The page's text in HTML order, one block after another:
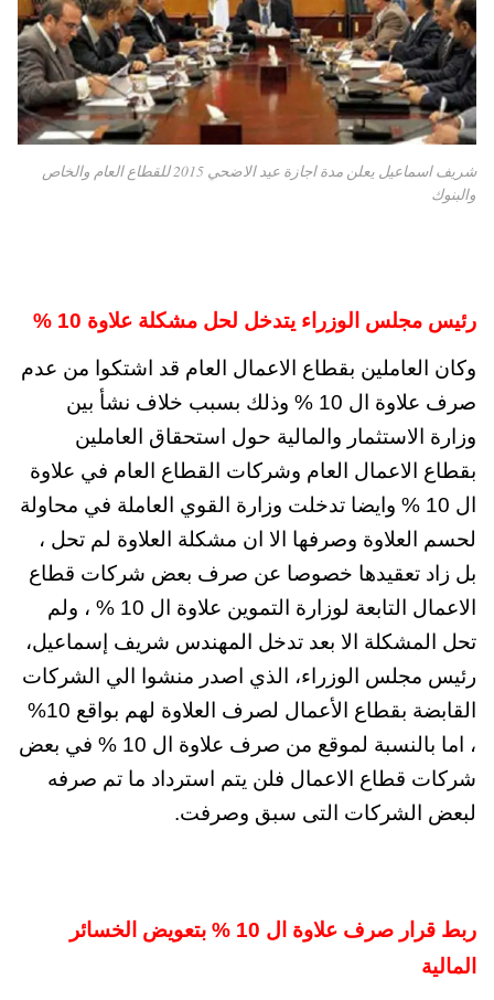
شريف اسماعيل يعلن مدة اجازة عيد الاضحي 2015 للقطاع العام والخاص
والبنوك
رئيس مجلس الوزراء يتدخل لحل مشكلة علاوة 10 %
وكان العاملين بقطاع الاعمال العام قد اشتكوا من عدم
صرف علاوة ال 10 % وذلك بسبب خلاف نشأ بين
وزارة الاستثمار والمالية حول استحقاق العاملين
بقطاع الاعمال العام وشركات القطاع العام في علاوة
ال 10 % وايضا تدخلت وزارة القوي العاملة في محاولة
لحسم العلاوة وصرفها الا ان مشكلة العلاوة لم تحل ،
بل زاد تعقيدها خصوصا عن صرف بعض شركات قطاع
الاعمال التابعة لوزارة التموين علاوة ال 10 % ، ولم
تحل المشكلة الا بعد تدخل المهندس شريف إسماعيل،
رئيس مجلس الوزراء، الذي اصدر منشوا الي الشركات
القابضة بقطاع الأعمال لصرف العلاوة لهم بواقع 10%
،
اما بالنسبة لموقع من صرف علاوة ال 10 % في بعض
شركات قطاع الاعمال فلن يتم استرداد ما تم صرفه
لبعض الشركات التى سبق وصرفت.
ربط قرار صرف علاوة ال 10 % بتعويض الخسائر
المالية